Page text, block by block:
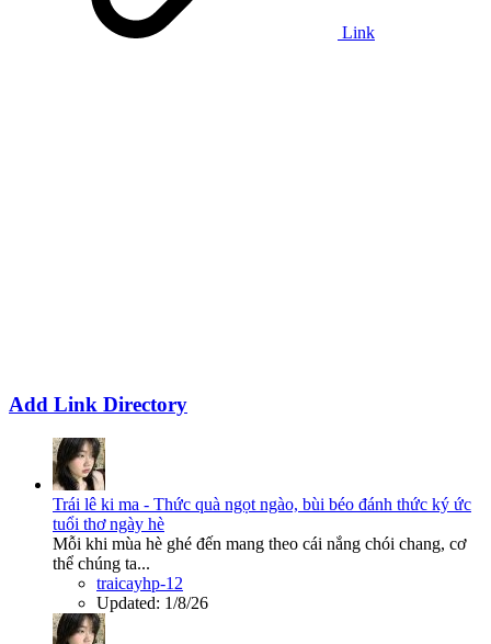
Link
Add Link Directory
Trái lê ki ma - Thức quà ngọt ngào, bùi béo đánh thức ký ức
tuổi thơ ngày hè
Mỗi khi mùa hè ghé đến mang theo cái nắng chói chang, cơ
thể chúng ta...
traicayhp-12
Updated: 1/8/26